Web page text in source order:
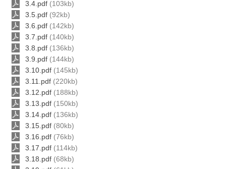
3.4.pdf (103kb)
3.5.pdf (92kb)
3.6.pdf (142kb)
3.7.pdf (140kb)
3.8.pdf (136kb)
3.9.pdf (144kb)
3.10.pdf (145kb)
3.11.pdf (220kb)
3.12.pdf (188kb)
3.13.pdf (150kb)
3.14.pdf (136kb)
3.15.pdf (80kb)
3.16.pdf (76kb)
3.17.pdf (114kb)
3.18.pdf (68kb)